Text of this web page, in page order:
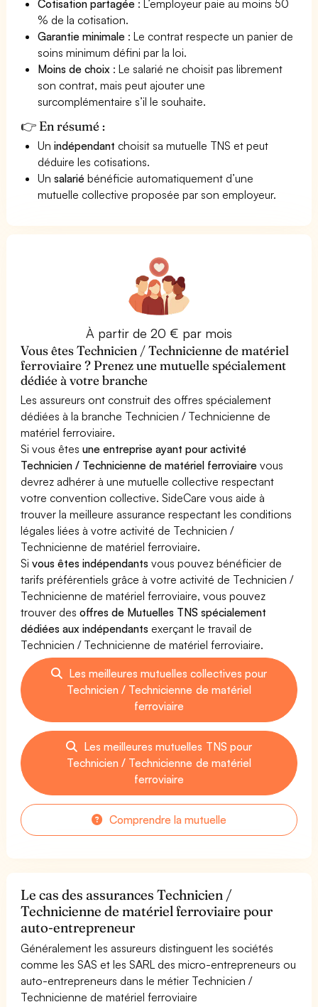
Cotisation partagée : L’employeur paie au moins 50
% de la cotisation.
Garantie minimale : Le contrat respecte un panier de
soins minimum défini par la loi.
Moins de choix : Le salarié ne choisit pas librement
son contrat, mais peut ajouter une
surcomplémentaire s’il le souhaite.
👉 En résumé :
Unindépendant choisit sa mutuelle TNS et peut
déduire les cotisations.
Unsalarié bénéficie automatiquement d’une
mutuelle collective proposée par son employeur.
À partir de 20 € par mois
Vous êtes Technicien / Technicienne de matériel
ferroviaire ? Prenez une mutuelle spécialement
dédiée à votre branche
Les assureurs ont construit des offres spécialement
dédiées à la branche Technicien / Technicienne de
matériel ferroviaire.
Si vous êtesune entreprise ayant pour activité
Technicien / Technicienne de matériel ferroviaire vous
devrez adhérer à une mutuelle collective respectant
votre convention collective. SideCare vous aide à
trouver la meilleure assurance respectant les conditions
légales liées à votre activité de Technicien /
Technicienne de matériel ferroviaire.
Sivous êtes indépendants vous pouvez bénéficier de
tarifs préférentiels grâce à votre activité de Technicien /
Technicienne de matériel ferroviaire, vous pouvez
trouver desoffres de Mutuelles TNS spécialement
dédiées aux indépendants exerçant le travail de
Technicien / Technicienne de matériel ferroviaire.
Les meilleures mutuelles collectives pour
Technicien / Technicienne de matériel
ferroviaire
Les meilleures mutuelles TNS pour
Technicien / Technicienne de matériel
ferroviaire
Comprendre la mutuelle
Le cas des assurances Technicien /
Technicienne de matériel ferroviaire pour
auto-entrepreneur
Généralement les assureurs distinguent les sociétés
comme les SAS et les SARL des micro-entrepreneurs ou
auto-entrepreneurs dans le métier Technicien /
Technicienne de matériel ferroviaire